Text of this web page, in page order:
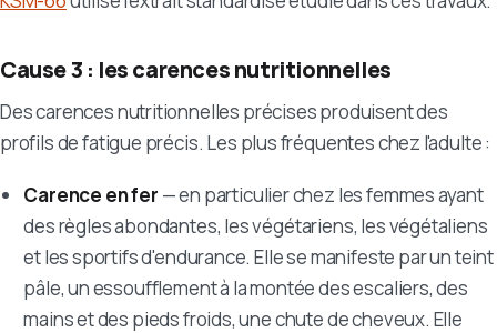
Cause 3 : les carences nutritionnelles
Des carences nutritionnelles précises produisent des
profils de fatigue précis. Les plus fréquentes chez l'adulte :
Carence en fer — en particulier chez les femmes ayant
des règles abondantes, les végétariens, les végétaliens
et les sportifs d'endurance. Elle se manifeste par un teint
pâle, un essoufflement à la montée des escaliers, des
mains et des pieds froids, une chute de cheveux. Elle